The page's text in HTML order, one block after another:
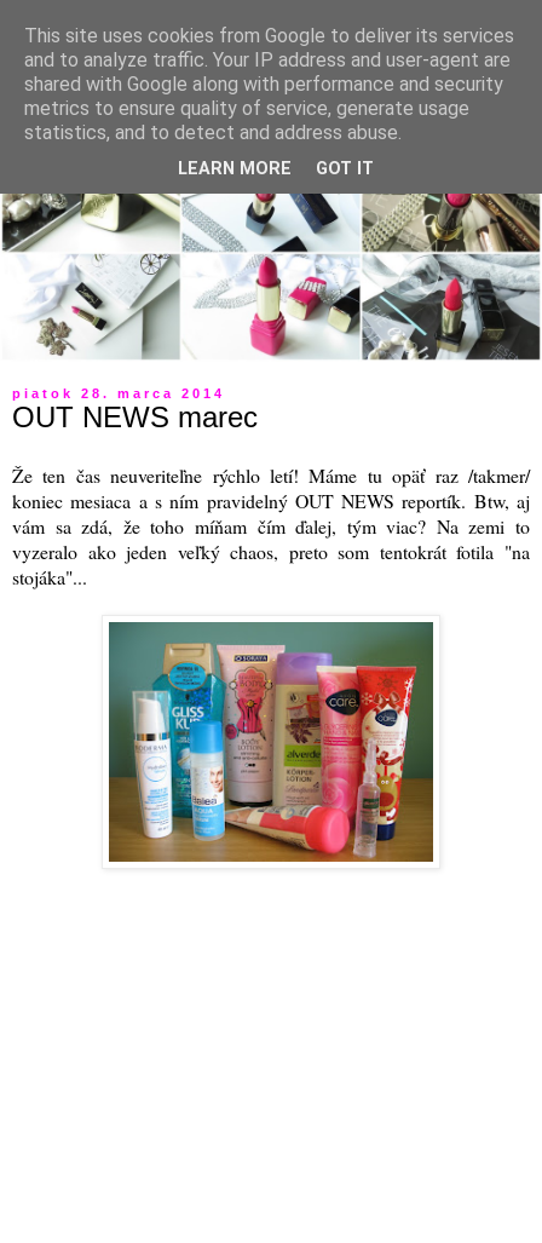
piatok 28. marca 2014
OUT NEWS marec
Že ten čas neuveriteľne rýchlo letí! Máme tu opäť raz /takmer/
koniec mesiaca a s ním pravidelný OUT NEWS reportík. Btw, aj
vám sa zdá, že toho míňam čím ďalej, tým viac? Na zemi to
vyzeralo ako jeden veľký chaos, preto som tentokrát fotila "na
stojáka"...
This site uses cookies from Google to deliver its services
and to analyze traffic. Your IP address and user-agent are
shared with Google along with performance and security
metrics to ensure quality of service, generate usage
statistics, and to detect and address abuse.
LEARN MORE GOT IT